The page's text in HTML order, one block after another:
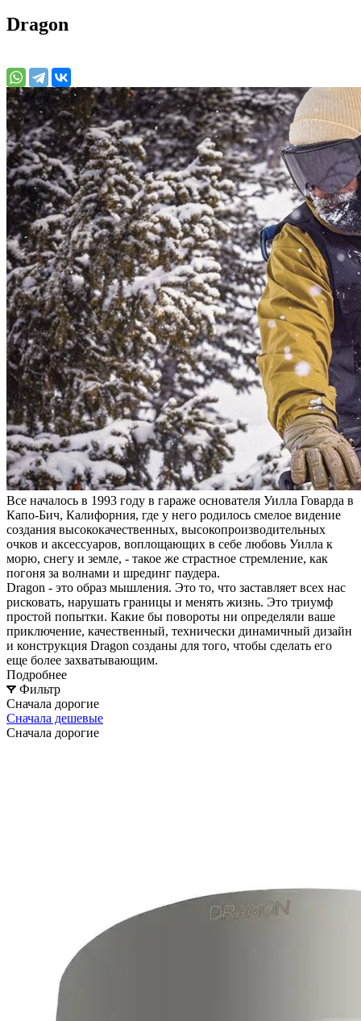
Dragon
Все началось в 1993 году в гараже основателя Уилла Говарда в
Капо-Бич, Калифорния, где у него родилось смелое видение
создания высококачественных, высокопроизводительных
очков и аксессуаров, воплощающих в себе любовь Уилла к
морю, снегу и земле, - такое же страстное стремление, как
погоня за волнами и шрединг паудера.
Dragon - это образ мышления. Это то, что заставляет всех нас
рисковать, нарушать границы и менять жизнь. Это триумф
простой попытки. Какие бы повороты ни определяли ваше
приключение, качественный, технически динамичный дизайн
и конструкция Dragon созданы для того, чтобы сделать его
еще более захватывающим.
Подробнее
Фильтр
Сначала дорогие
Сначала дешевые
Сначала дорогие